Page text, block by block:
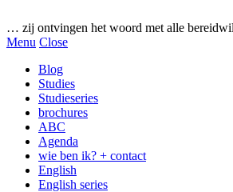
… zij ontvingen het woord met alle
Menu Close
Blog
Studies
Studieseries
brochures
ABC
Agenda
wie ben ik? + contact
English
English series